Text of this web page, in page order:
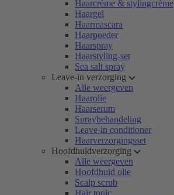
Haarcrème & stylingcrème
Haargel
Haarmascara
Haarpoeder
Haarspray
Haarstyling-set
Sea salt spray
Leave-in verzorging
Alle weergeven
Haarolie
Haarserum
Spraybehandeling
Leave-in conditioner
Haarverzorgingsset
Hoofdhuidverzorging
Alle weergeven
Hoofdhuid olie
Scalp scrub
Hair tonic